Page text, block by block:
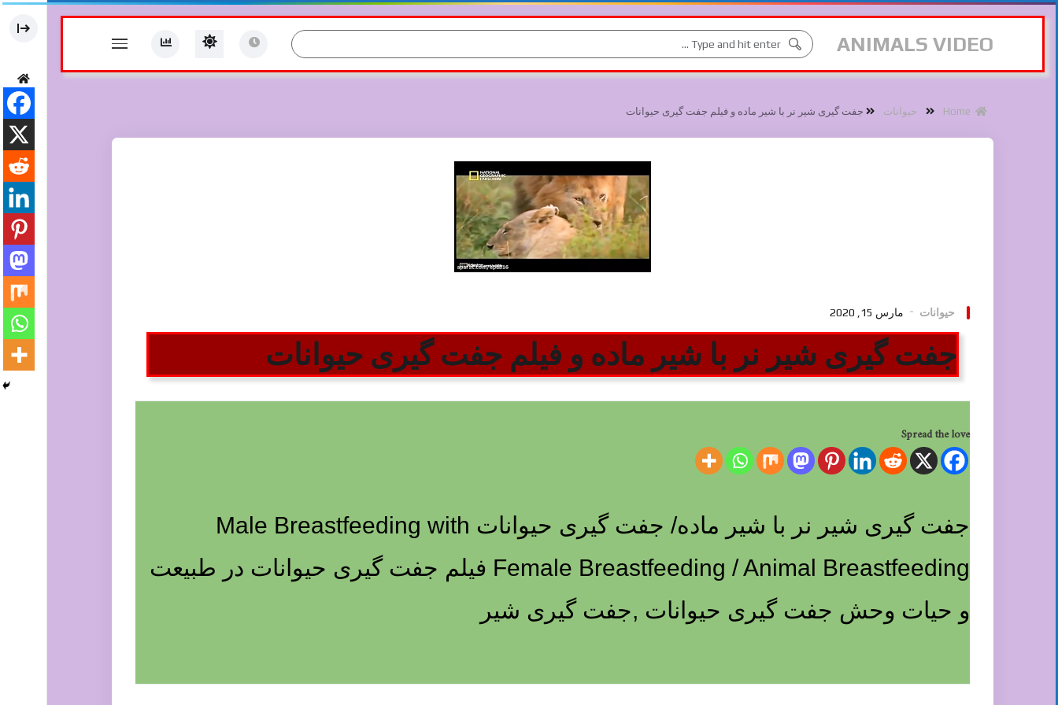
ANIMALS VIDEO
حیوانات جفت گیری شیر نر با شیر ماده و فیلم جفت گیری حیوانات
حیوانات مارس 15, 2020
جفت گیری شیر نر با شیر ماده و فیلم جفت گیری حیوانات
Spread the love
جفت گیری شیر نر با شیر ماده/ جفت گیری حیوانات Male Breastfeeding with
Female Breastfeeding / Animal Breastfeeding فیلم جفت گیری حیوانات در طبیعت
و حیات وحش جفت گیری حیوانات ,جفت گیری شیر